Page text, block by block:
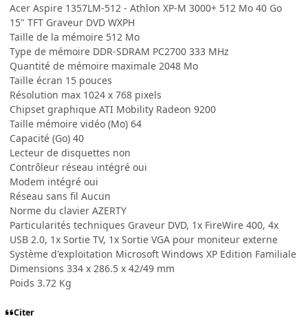
Acer Aspire 1357LM-512 - Athlon XP-M 3000+ 512 Mo 40 Go
15" TFT Graveur DVD WXPH
Taille de la mémoire 512 Mo
Type de mémoire DDR-SDRAM PC2700 333 MHz
Quantité de mémoire maximale 2048 Mo
Taille écran 15 pouces
Résolution max 1024 x 768 pixels
Chipset graphique ATI Mobility Radeon 9200
Taille mémoire vidéo (Mo) 64
Capacité (Go) 40
Lecteur de disquettes non
Contrôleur réseau intégré oui
Modem intégré oui
Réseau sans fil Aucun
Norme du clavier AZERTY
Particularités techniques Graveur DVD, 1x FireWire 400, 4x
USB 2.0, 1x Sortie TV, 1x Sortie VGA pour moniteur externe
Système d'exploitation Microsoft Windows XP Edition Familiale
Dimensions 334 x 286.5 x 42/49 mm
Poids 3.72 Kg
Citer